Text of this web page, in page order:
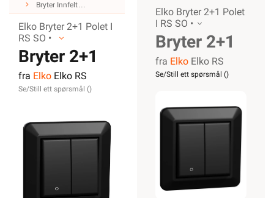
Bryter Innfelt
Elko Bryter 2+1 Polet I
RS SO •
Bryter 2+1
Polet Innfelt
Elko
fra Elko Elko RS
Se/Still ett spørsmål ()
Elko Bryter 2+1 Polet
I RS SO •
Bryter 2+1
Polet
Sort Elko
fra Elko Elko RS
Se/Still ett spørsmål ()